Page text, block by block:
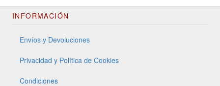
INFORMACIÓN
Envíos y Devoluciones
Privacidad y Política de Cookies
Condiciones